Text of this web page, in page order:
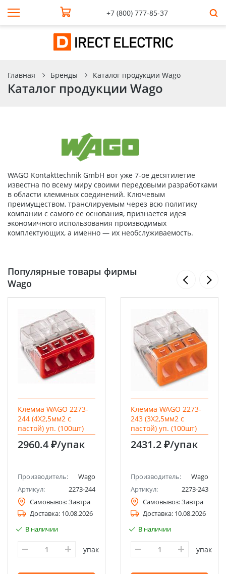
+7 (800) 777-85-37
Главная Бренды Каталог продукции Wago
Каталог продукции Wago
WAGO Kontakttechnik GmbH вот уже 7-ое десятилетие
известна по всему миру своими передовыми разработками
в области клеммных соединений. Ключевым
преимуществом, транслируемым через всю политику
компании с самого ее основания, признается идея
экономичного использования производимых
комплектующих, а именно — их необслуживаемость.
Популярные товары фирмы
Wago
Клемма WAGO 2273-
244 (4Х2,5мм2 с
пастой) уп. (100шт)
2960.4 ₽/упак
Производитель:
Wago
Артикул:
2273-244
Самовывоз:Завтра
Доставка: 10.08.2026
В наличии
упак
Клемма WAGO 2273-
243 (3Х2,5мм2 с
пастой) уп. (100шт)
2431.2 ₽/упак
Производитель:
Wago
Артикул:
2273-243
Самовывоз:Завтра
Доставка: 10.08.2026
В наличии
упак